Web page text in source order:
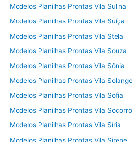
Modelos Planilhas Prontas Vila Sulina
Modelos Planilhas Prontas Vila Suíça
Modelos Planilhas Prontas Vila Stela
Modelos Planilhas Prontas Vila Souza
Modelos Planilhas Prontas Vila Sônia
Modelos Planilhas Prontas Vila Solange
Modelos Planilhas Prontas Vila Sofia
Modelos Planilhas Prontas Vila Socorro
Modelos Planilhas Prontas Vila Síria
Modelos Planilhas Prontas Vila Sirene